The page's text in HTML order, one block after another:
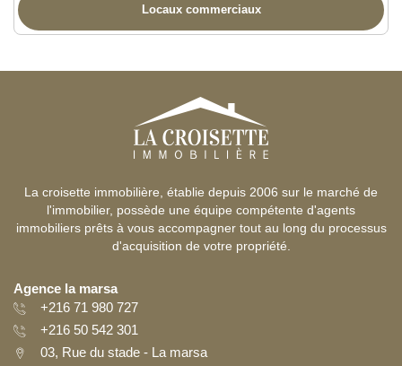
Locaux commerciaux
La croisette immobilière, établie depuis 2006 sur le marché de
l'immobilier, possède une équipe compétente d'agents
immobiliers prêts à vous accompagner tout au long du processus
d'acquisition de votre propriété.
Agence la marsa
+216 71 980 727
+216 50 542 301
03, Rue du stade - La marsa